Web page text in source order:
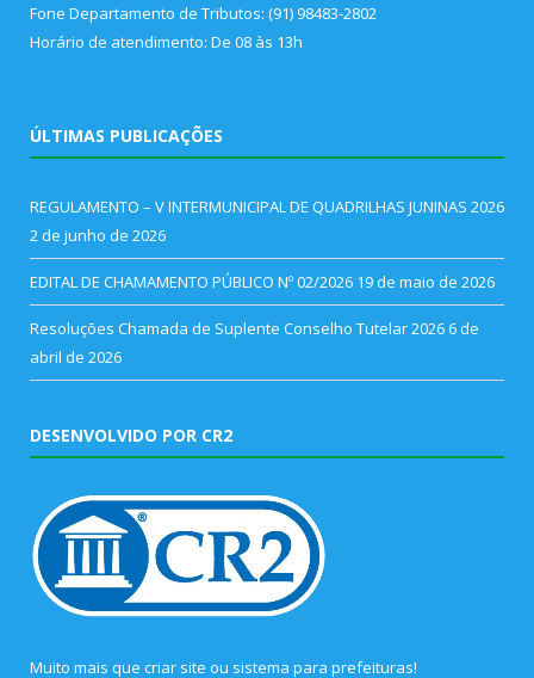
Fone Departamento de Tributos: (91) 98483-2802
Horário de atendimento: De 08 às 13h
ÚLTIMAS PUBLICAÇÕES
REGULAMENTO – V INTERMUNICIPAL DE QUADRILHAS JUNINAS 2026
2 de junho de 2026
EDITAL DE CHAMAMENTO PÚBLICO Nº 02/2026 19 de maio de 2026
Resoluções Chamada de Suplente Conselho Tutelar 2026 6 de
abril de 2026
DESENVOLVIDO POR CR2
Muito mais que criar site ou sistema para prefeituras!